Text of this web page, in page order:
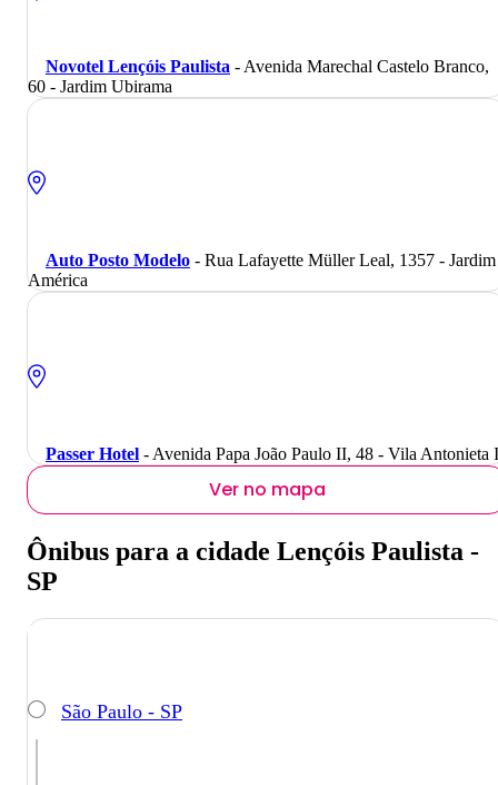
Novotel Lençóis Paulista - Avenida Marechal Castelo Branco,
60 - Jardim Ubirama
Auto Posto Modelo - Rua Lafayette Müller Leal, 1357 - Jardim
América
Passer Hotel - Avenida Papa João Paulo II, 48 - Vila Antonieta
Ver no mapa
Ônibus para a cidade Lençóis Paulista -
SP
São Paulo - SP